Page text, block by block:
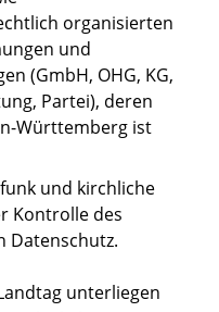
organisierten
und
(GmbH, OHG, KG,
Partei), deren
Württemberg ist
und kirchliche
Kontrolle des
Datenschutz.
unterliegen